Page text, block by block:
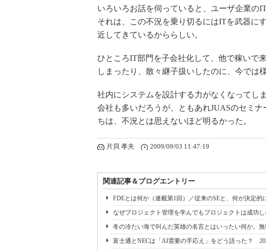
いろいろお話を伺っていると、ユーザ企業の
それは、この不況を乗り切るにはITを武器に
近してきているかららしい。
ひところIT部門を子会社化して、他で稼いで
しまったり、散々継子扱いしたのに、今では
社内にシステムを設計する力がなくなってし
会社も多いだろうが、ともあれJUASのセミ
ちは、不況とは思えないほど明るかった。
片貝 孝夫 2009/09/03 11:47:19
関連記事＆ブログエントリー
FDEとは何か（連載第1回）／従来のSEと、何が決定的
なぜプロジェクト管理を学んでもプロジェクトは成功
冬の冷たい海で叫んだ英雄の名言とはいったい何か。
富士通とNECは「AI需要の手応え」をどう語った？